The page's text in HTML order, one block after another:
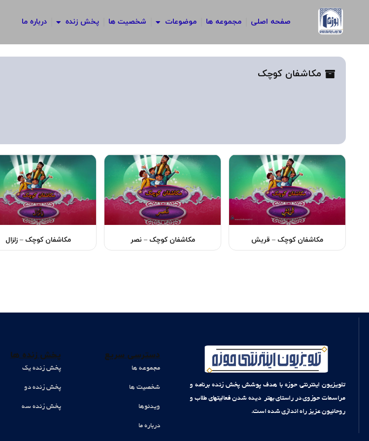
صفحه اصلی مجموعه ها موضوعات شخصیت ها پخش زنده درباره ما
مکاشفان کوچک
مکاشفان کوچک – قریش مکاشفان کوچک – نصر مکاشفان کوچک – زلزال
تلویزیون اینترنتی حوزه با هدف پوشش پخش زنده برنامه و
مراسمات حوزوی در راستای بهتر دیده شدن فعالیتهای طلاب و
روحانیون عزیز راه اندازی شده است.
دسترسی سریع
مجموعه ها
شخصیت ها
ویدئوها
درباره ما
پخش زنده ها
پخش زنده یک
پخش زنده دو
پخش زنده سه